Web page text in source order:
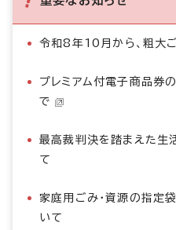
令和8年10月から、粗大
プレミアム付電子商品券
で
最高裁判決を踏まえた生
て
家庭用ごみ・資源の指定
いて